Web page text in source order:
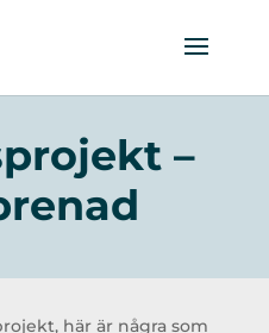
–
här är några som